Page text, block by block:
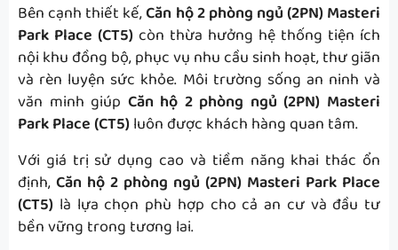
Bên cạnh thiết kế,Căn hộ 2 phòng ngủ (2PN) Masteri
Park Place (CT5) còn thừa hưởng hệ thống tiện ích
nội khu đồng bộ, phục vụ nhu cầu sinh hoạt, thư giãn
và rèn luyện sức khỏe. Môi trường sống an ninh và
văn minh giúp Căn hộ 2 phòng ngủ (2PN) Masteri
Park Place (CT5)luôn được khách hàng quan tâm.
Với giá trị sử dụng cao và tiềm năng khai thác ổn
định, Căn hộ 2 phòng ngủ (2PN) Masteri Park Place
(CT5) là lựa chọn phù hợp cho cả an cư và đầu tư
bền vững trong tương lai.